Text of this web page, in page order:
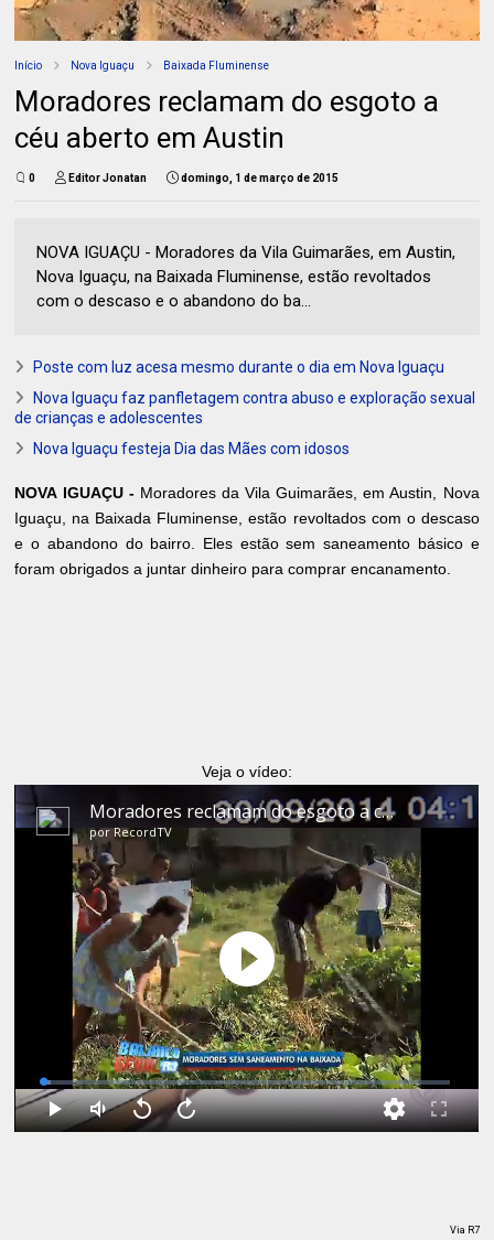
Início Nova Iguaçu Baixada Fluminense
Moradores reclamam do esgoto a
céu aberto em Austin
0 Editor Jonatan domingo, 1 de março de 2015
NOVA IGUAÇU - Moradores da Vila Guimarães, em Austin,
Nova Iguaçu, na Baixada Fluminense, estão revoltados
com o descaso e o abandono do ba...
Poste com luz acesa mesmo durante o dia em Nova Iguaçu
Nova Iguaçu faz panfletagem contra abuso e exploração sexual
de crianças e adolescentes
Nova Iguaçu festeja Dia das Mães com idosos
NOVA IGUAÇU - Moradores da Vila Guimarães, em Austin, Nova
Iguaçu, na Baixada Fluminense, estão revoltados com o descaso
e o abandono do bairro. Eles estão sem saneamento básico e
foram obrigados a juntar dinheiro para comprar encanamento.
Veja o vídeo:
Via R7